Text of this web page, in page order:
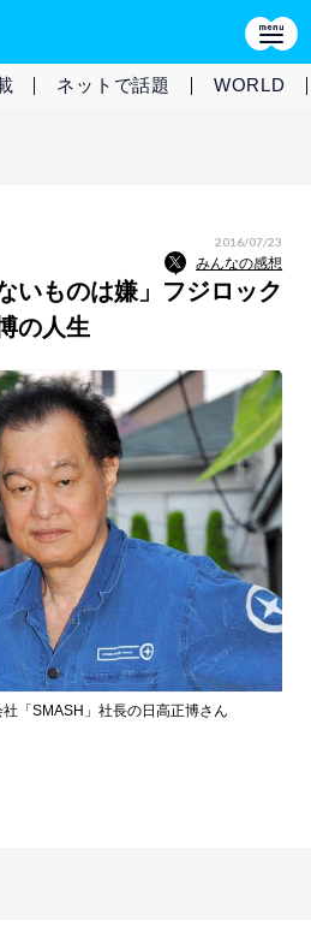
ネットで話題 WORLD
2016/07/23
みんなの感想
いものは嫌」フジロック
の人生
「SMASH」社長の日高正博さん